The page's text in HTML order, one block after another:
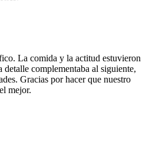
La comida y la actitud estuvieron
detalle complementaba al siguiente,
Gracias por hacer que nuestro
mejor.